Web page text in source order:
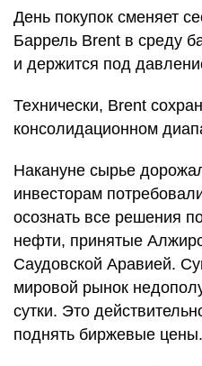
День покупок сменяет
Баррель Brent в среду
и держится под
Технически, Brent
консолидационном
Накануне сырье
инвесторам
осознать все решения
нефти, принятые
Саудовской Аравией.
мировой рынок
сутки. Это
поднять биржевые цены.